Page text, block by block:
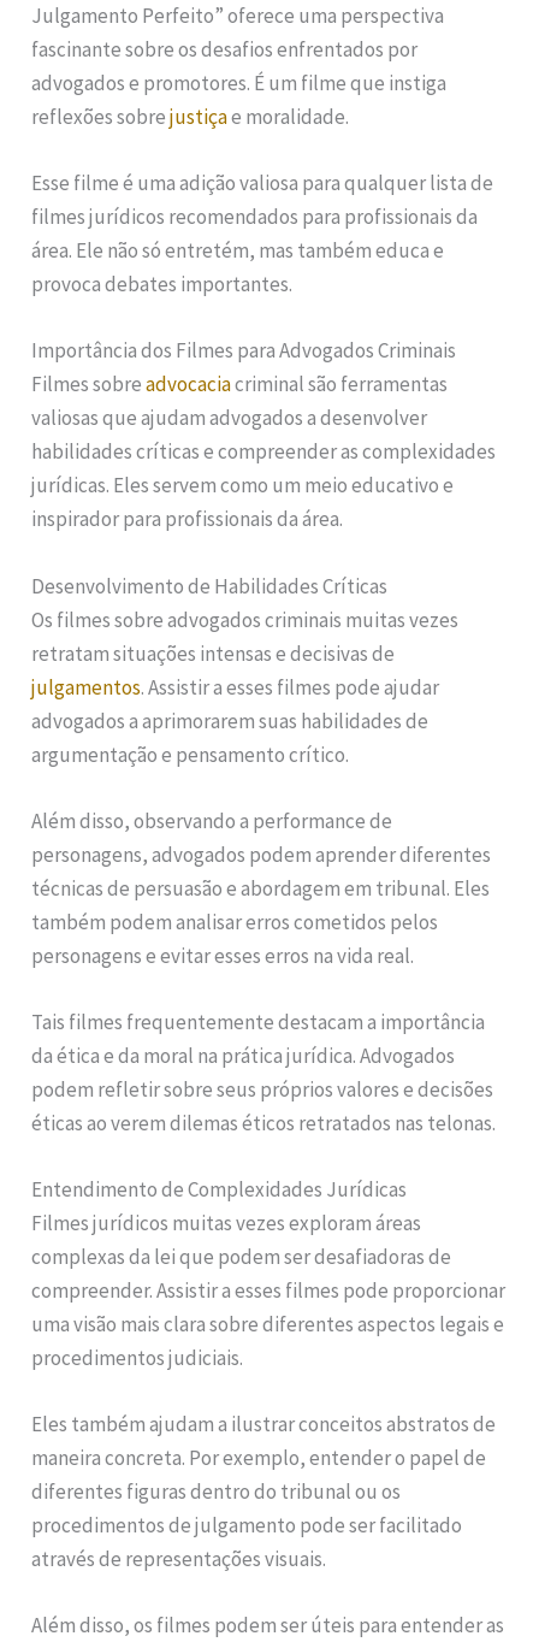
Julgamento Perfeito” oferece uma perspectiva
fascinante sobre os desafios enfrentados por
advogados e promotores. É um filme que instiga
reflexões sobrejustiçae moralidade.
Esse filme é uma adição valiosa para qualquer lista de
filmes jurídicos recomendados para profissionais da
área. Ele não só entretém, mas também educa e
provoca debates importantes.
Importância dos Filmes para Advogados Criminais
Filmes sobreadvocaciacriminal são ferramentas
valiosas que ajudam advogados a desenvolver
habilidades críticas e compreender as complexidades
jurídicas. Eles servem como um meio educativo e
inspirador para profissionais da área.
Desenvolvimento de Habilidades Críticas
Os filmes sobre advogados criminais muitas vezes
retratam situações intensas e decisivas de
julgamentos. Assistir a esses filmes pode ajudar
advogados a aprimorarem suas habilidades de
argumentação e pensamento crítico.
Além disso, observando a performance de
personagens, advogados podem aprender diferentes
técnicas de persuasão e abordagem em tribunal. Eles
também podem analisar erros cometidos pelos
personagens e evitar esses erros na vida real.
Tais filmes frequentemente destacam a importância
da ética e da moral na prática jurídica. Advogados
podem refletir sobre seus próprios valores e decisões
éticas ao verem dilemas éticos retratados nas telonas.
Entendimento de Complexidades Jurídicas
Filmes jurídicos muitas vezes exploram áreas
complexas da lei que podem ser desafiadoras de
compreender. Assistir a esses filmes pode proporcionar
uma visão mais clara sobre diferentes aspectos legais e
procedimentos judiciais.
Eles também ajudam a ilustrar conceitos abstratos de
maneira concreta. Por exemplo, entender o papel de
diferentes figuras dentro do tribunal ou os
procedimentos de julgamento pode ser facilitado
através de representações visuais.
Além disso, os filmes podem ser úteis para entender as